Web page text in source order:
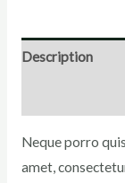
Description
Neque porro
amet,